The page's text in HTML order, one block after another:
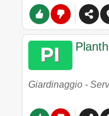
Giardinaggio -